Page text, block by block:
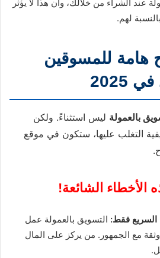
الشراء من خلالك، وأن هذا لا يؤثر
لهم.
هامة للمسوقين
بالعمولة ليس استثناءً. ولكن
التغلب عليها، ستكون في موقع
الأخطاء الشائعة!
السريع فقط: التسويق بالعمولة عمل
وثقة مع الجمهور. من يركز على المال